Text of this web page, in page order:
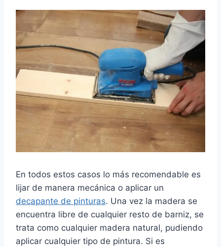
En todos estos casos lo más recomendable es
lijar de manera mecánica o aplicar un
decapante de pinturas. Una vez la madera se
encuentra libre de cualquier resto de barniz, se
trata como cualquier madera natural, pudiendo
aplicar cualquier tipo de pintura. Si es